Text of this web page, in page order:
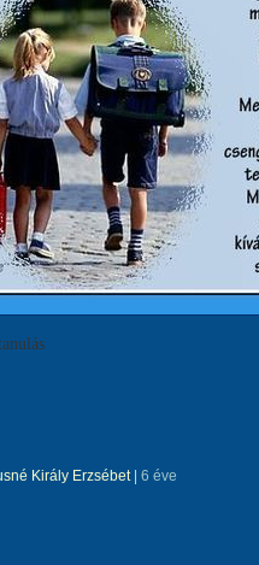
Király Erzsébet| 6 éve